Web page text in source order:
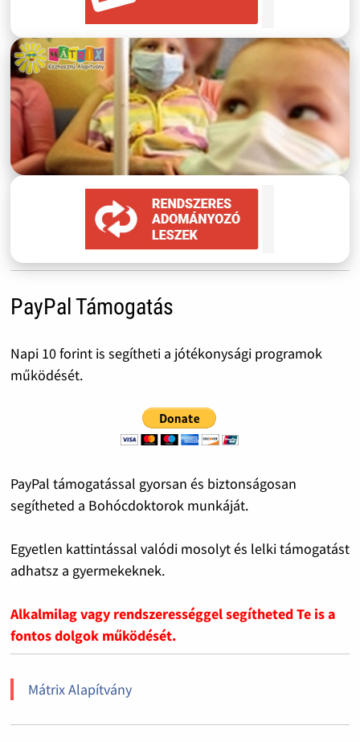
PayPal Támogatás
Napi 10 forint is segítheti a jótékonysági programok
működését.
PayPal támogatással gyorsan és biztonságosan
segítheted a Bohócdoktorok munkáját.
Egyetlen kattintással valódi mosolyt és lelki támogatást
adhatsz a gyermekeknek.
Alkalmilag vagy rendszerességgel segítheted Te is a
fontos dolgok működését.
Mátrix Alapítvány